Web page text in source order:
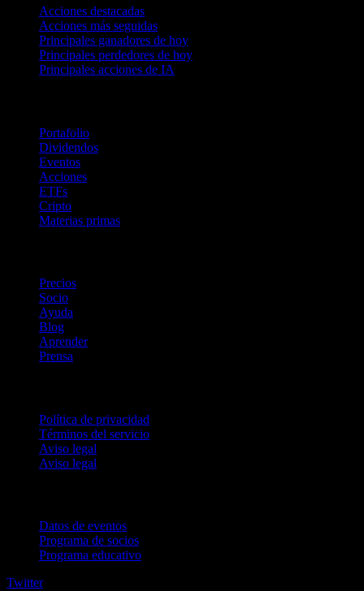
Acciones destacadas
Acciones más seguidas
Principales ganadores de hoy
Principales perdedores de hoy
Principales acciones de IA
Portafolio
Dividendos
Eventos
Acciones
ETFs
Cripto
Materias primas
Precios
Socio
Ayuda
Blog
Aprender
Prensa
Política de privacidad
Términos del servicio
Aviso legal
Aviso legal
Datos de eventos
Programa de socios
Programa educativo
Twitter